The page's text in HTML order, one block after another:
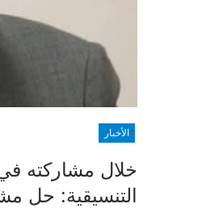
الأخبار
خلال مشاركته
التنسيقية: حل